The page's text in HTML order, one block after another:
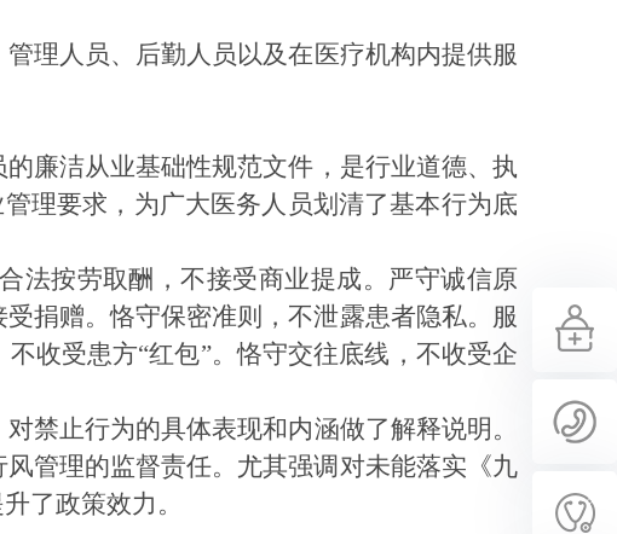
理人员、后勤人员以及在医疗机构内提供服
廉洁从业基础性规范文件，是行业道德、执
理要求，为广大医务人员划清了基本行为底
法按劳取酬，不接受商业提成。严守诚信原
捐赠。恪守保密准则，不泄露患者隐私。服
不收受患方“红包”。恪守交往底线，不收受企
禁止行为的具体表现和内涵做了解释说明。
管理的监督责任。尤其强调对未能落实《九
了政策效力。